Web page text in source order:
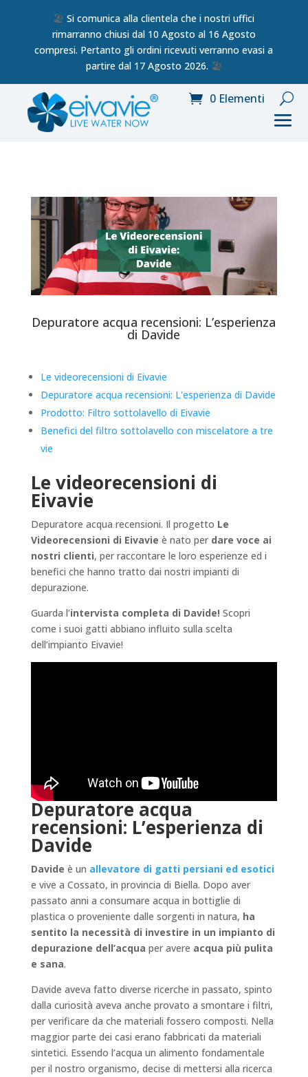
🏖️Si comunica alla clientela che i nostri uffici
rimarranno chiusi dal 10 Agosto al 16 Agosto
compresi. Pertanto gli ordini ricevuti verranno evasi a
partire dal 17 Agosto 2026. 🏖️
0 Elementi
Depuratore acqua recensioni: L’esperienza
di Davide
Le videorecensioni di Eivavie
Depuratore acqua recensioni: L'esperienza di Davide
Prodotto: Filtro sottolavello di Eivavie
Benefici del filtro sottolavello con miscelatore a tre
vie
Le videorecensioni di
Eivavie
Depuratore acqua recensioni. Il progetto Le
Videorecensioni di Eivavie è nato per dare voce ai
nostri clienti, per raccontare le loro esperienze ed i
benefici che hanno tratto dai nostri impianti di
depurazione.
Guarda l’intervista completa di Davide! Scopri
come i suoi gatti abbiano influito sulla scelta
dell’impianto Eivavie!
Depuratore acqua
recensioni: L’esperienza di
Davide
Davide è un allevatore di gatti persiani ed esotici
e vive a Cossato, in provincia di Biella. Dopo aver
passato anni a consumare acqua in bottiglie di
plastica o proveniente dalle sorgenti in natura, ha
sentito la necessità di investire in un impianto di
depurazione dell’acqua per avere acqua più pulita
e sana.
Davide aveva fatto diverse ricerche in passato, spinto
dalla curiosità aveva anche provato a smontare i filtri,
per verificare da che materiali fossero composti. Nella
maggior parte dei casi erano fabbricati da materiali
sintetici. Essendo l’acqua un alimento fondamentale
per il nostro organismo, decise di mettersi alla ricerca